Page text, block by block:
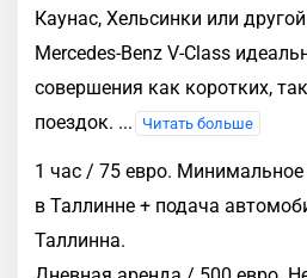
Каунас, Хельсинки или
Mercedes-Benz V-Class
совершения как коротких,
поездок. ... Читать больше
1 час / 75 евро.
в Таллинне + подача
Таллинна.